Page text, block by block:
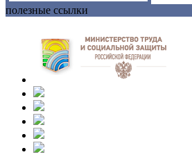
полезные ссылки